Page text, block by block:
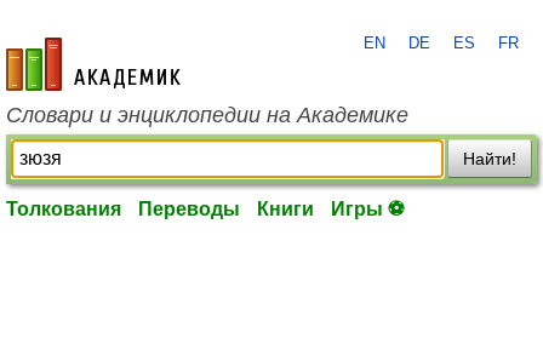
academic.ru
EN DE ES FR
Словари и энциклопедии на Академике
Найти!
Толкования Переводы Книги Игры ⚽